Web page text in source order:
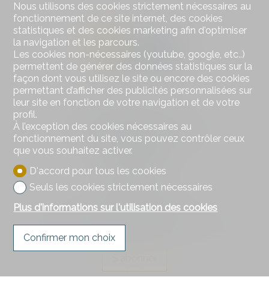
DSI Donzallaz Services Immobiliers Sàrl
Rue de l'Industrie 8
1630 Bulle
026 919 17 17
info@d-si.ch
Restez connecté
Ne laissez aucun bien vous échapper, inscrivez-vous
gratuitement.
Nous utilisons des cookies strictement nécessaires au
fonctionnement de ce site internet, des cookies
statistiques et des cookies marketing afin d'optimiser
la navigation et les parcours.
Les cookies non-nécessaires (youtube, google, etc..)
permettent de générer des données statistiques sur la
façon dont vous utilisez le site ou encore des cookies
permettant d’afficher des publicités personnalisées sur
leur site en fonction de votre navigation et de votre
profil.
À l’exception des cookies nécessaires au
fonctionnement du site, vous pouvez contrôler ceux
que vous souhaitez activer.
D'accord pour tous les cookies
Seuls les cookies strictement nécessaires
Plus d'informations sur l'utilisation des cookies
Confirmer mon choix